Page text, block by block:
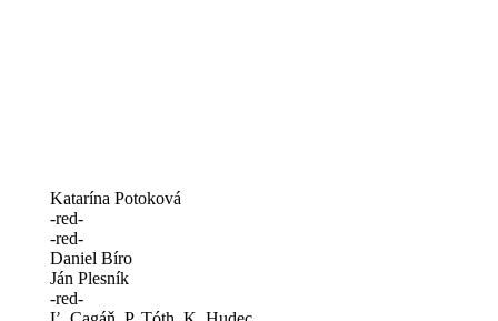
Katarína Potoková
-red-
-red-
Daniel Bíro
Ján Plesník
-red-